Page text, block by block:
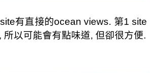
有直接的ocean views. 第1 site
, 所以可能會有點味道, 但卻很方便.